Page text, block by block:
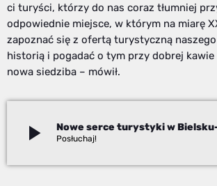
ci turyści, którzy do nas coraz tłumniej
odpowiednie miejsce, w którym na miarę
zapoznać się z ofertą turystyczną
historią i pogadać o tym przy dobrej kawie
nowa siedziba – mówił.
play_arrow